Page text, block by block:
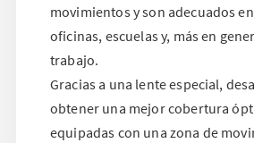
movimientos y son adecuados
oficinas, escuelas y, más en
trabajo.
Gracias a una lente especial,
obtener una mejor cobertura
equipadas con una zona de